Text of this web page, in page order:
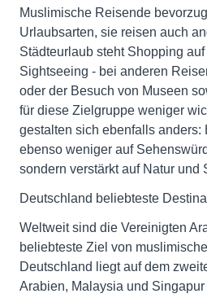
Muslimische Reisende
Urlaubsarten, sie reisen auch
Städteurlaub steht Shopping
Sightseeing - bei anderen
oder der Besuch von Museen
für diese Zielgruppe weniger
gestalten sich ebenfalls anders:
ebenso weniger auf
sondern verstärkt auf Natur und
Deutschland beliebteste
Weltweit sind die Vereinigten
beliebteste Ziel von
Deutschland liegt auf dem
Arabien, Malaysia und